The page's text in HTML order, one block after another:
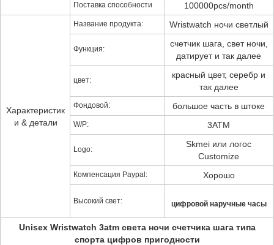
Поставка способности 100000pcs/month
Характеристик
и & детали
Название продукта: Wristwatch ночи светлый
Функция:
счетчик шага, свет ночи,
датирует и так далее
цвет:
красный цвет, серебр и
так далее
Фондовой: большое часть в штоке
W/P: 3ATM
Logo:
Skmei или логос
Customize
Компенсация Paypal: Хорошо
Высокий свет: цифровой наручные часы
Unisex Wristwatch 3atm света ночи счетчика шага типа
спорта цифров пригодности